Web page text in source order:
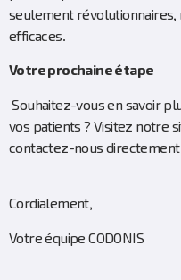
seulement
efficaces.
Votreprochaineétape
Souhaitez-vous en savoir
vos patients ? Visitez notre
contactez-nous directement
Cordialement,
Votre équipe CODONIS